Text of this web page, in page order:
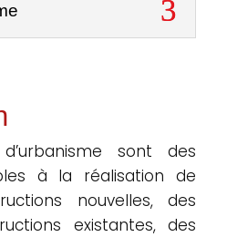
sont des
à la réalisation de
nouvelles, des
existantes, des